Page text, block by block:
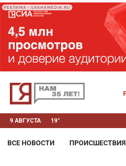
РЕКЛАМА • SAKHAMEDIA.RU
9 АВГУСТА 19°
ВСЕ НОВОСТИ ПРОИСШЕСТВИЯ